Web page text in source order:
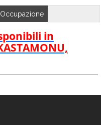
Occupazione
in